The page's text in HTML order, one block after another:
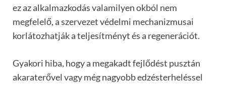
ez az alkalmazkodás valamilyen okból nem
megfelelő, a szervezet védelmi mechanizmusai
korlátozhatják a teljesítményt és a regenerációt.
Gyakori hiba, hogy a megakadt fejlődést pusztán
akaraterővel vagy még nagyobb edzésterheléssel